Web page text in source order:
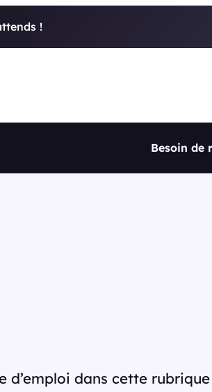
!
Besoin de
d’emploi dans cette